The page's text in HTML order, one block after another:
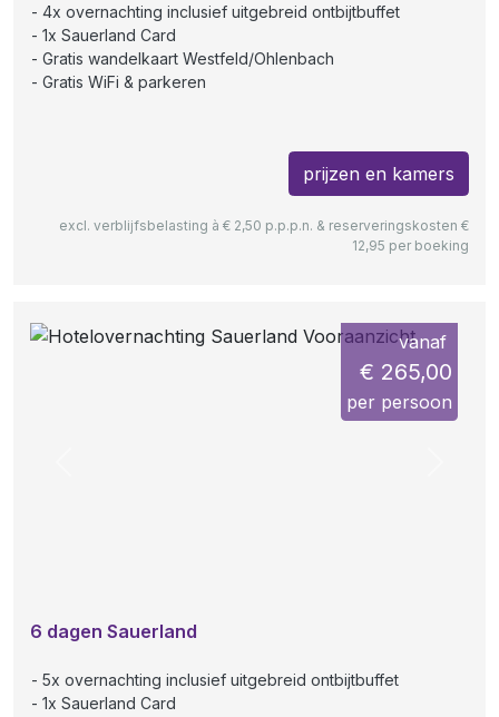
4x overnachting inclusief uitgebreid ontbijtbuffet
1x Sauerland Card
Gratis wandelkaart Westfeld/Ohlenbach
Gratis WiFi & parkeren
prijzen en kamers
excl. verblijfsbelasting à € 2,50 p.p.p.n. & reserveringskosten €
12,95 per boeking
vanaf
€ 265,00
per persoon
6 dagen Sauerland
5x overnachting inclusief uitgebreid ontbijtbuffet
1x Sauerland Card